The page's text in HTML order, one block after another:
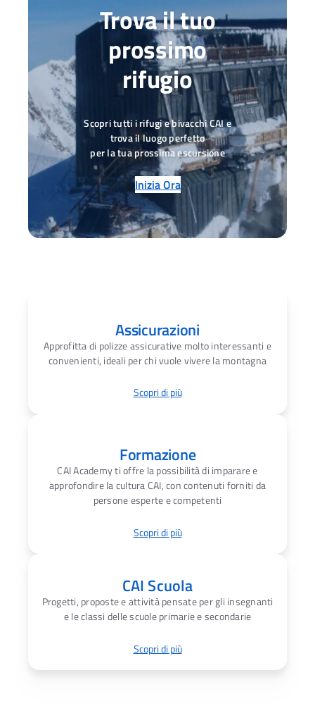
Trova il tuo
prossimo
rifugio
Scopri tutti i rifugi e bivacchi CAI e
trova il luogo perfetto
per la tua prossima escursione
Inizia Ora
Assicurazioni
Approfitta di polizze assicurative molto interessanti e
convenienti, ideali per chi vuole vivere la montagna
Scopri di più
Formazione
CAI Academy ti offre la possibilità di imparare e
approfondire la cultura CAI, con contenuti forniti da
persone esperte e competenti
Scopri di più
CAI Scuola
Progetti, proposte e attività pensate per gli insegnanti
e le classi delle scuole primarie e secondarie
Scopri di più